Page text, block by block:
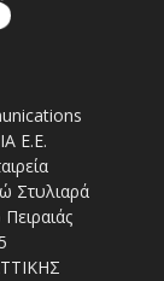
Ε.Ε.
Στυλιαρά